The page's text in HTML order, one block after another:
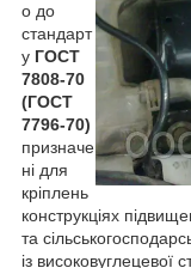
о до
стандарт
у ГОСТ
7808-70
(ГОСТ
7796-70)
призначе
ні для
кріплень
конструкціях
та
із високовуглецевої